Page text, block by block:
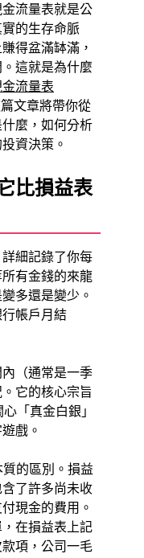
流量表就是公
的生存命脈
得盆滿缽滿，
這就是為什麼
金流量表
篇文章將帶你從
麼，如何分析
資決策。
比損益表
細記錄了你每
有金錢的來龍
多還是變少。
帳戶月結
（通常是一季
它的核心宗旨
「真金白銀」
戲。
質的區別。損益
了許多尚未收
現金的費用。
在損益表上記
項，公司一毛